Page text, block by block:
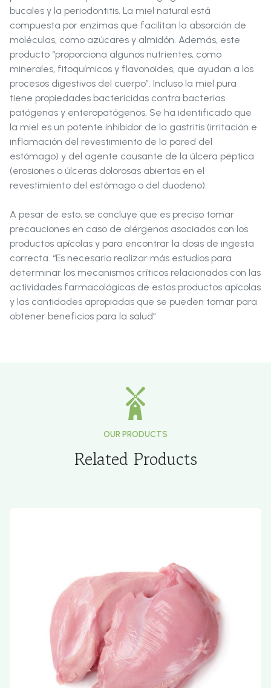
bucales y la periodontitis. La miel natural está
compuesta por enzimas que facilitan la absorción de
moléculas, como azúcares y almidón. Además, este
producto “proporciona algunos nutrientes, como
minerales, fitoquímicos y flavonoides, que ayudan a los
procesos digestivos del cuerpo”. Incluso la miel pura
tiene propiedades bactericidas contra bacterias
patógenas y enteropatógenos. Se ha identificado que
la miel es un potente inhibidor de la gastritis (irritación e
inflamación del revestimiento de la pared del
estómago) y del agente causante de la úlcera péptica
(erosiones o úlceras dolorosas abiertas en el
revestimiento del estómago o del duodeno).
A pesar de esto, se concluye que es preciso tomar
precauciones en caso de alérgenos asociados con los
productos apícolas y para encontrar la dosis de ingesta
correcta. “Es necesario realizar más estudios para
determinar los mecanismos críticos relacionados con las
actividades farmacológicas de estos productos apícolas
y las cantidades apropiadas que se pueden tomar para
obtener beneficios para la salud”
OUR PRODUCTS
Related Products